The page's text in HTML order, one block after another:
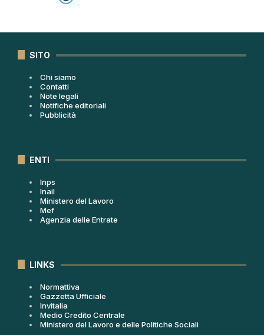
SITO
Chi siamo
Contatti
Note legali
Notifiche editoriali
Pubblicità
ENTI
Inps
Inail
Ministero del Lavoro
Mef
Agenzia delle Entrate
LINKS
Normattiva
Gazzetta Ufficiale
Invitalia
Medio Credito Centrale
Ministero del Lavoro e delle Politiche Sociali